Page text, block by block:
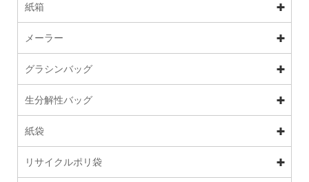
紙箱
メーラー
グラシンバッグ
生分解性バッグ
紙袋
リサイクルポリ袋